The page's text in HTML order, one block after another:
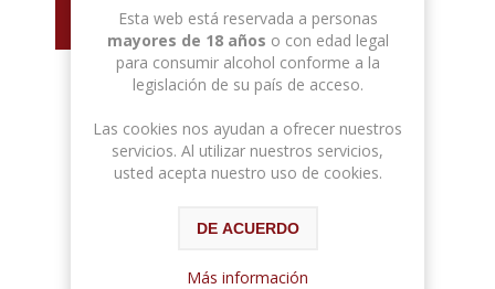
Esta web está reservada a personas
mayores de 18 años o con edad legal
para consumir alcohol conforme a la
legislación de su país de acceso.
Las cookies nos ayudan a ofrecer nuestros
servicios. Al utilizar nuestros servicios,
usted acepta nuestro uso de cookies.
DE ACUERDO
Más información